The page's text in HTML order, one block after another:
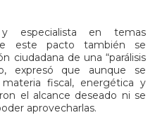
especialista en temas
este pacto también se
ciudadana de una “parálisis
expresó que aunque se
fiscal, energética y
el alcance deseado ni se
aprovecharlas.